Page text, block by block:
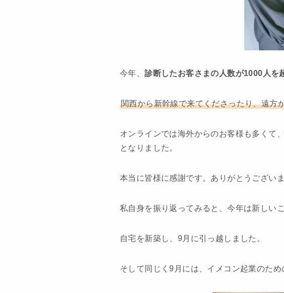
今年、診断したお客さまの人数が1000人を
関西から新幹線で来てくださったり、遠方
オンラインでは海外からのお客様も多くて
となりました。
本当に皆様に感謝です。ありがとうござい
私自身を振り返ってみると、今年は新しい
自宅を新築し、9月に引っ越しました。
そして同じく9月には、イメコン起業のため